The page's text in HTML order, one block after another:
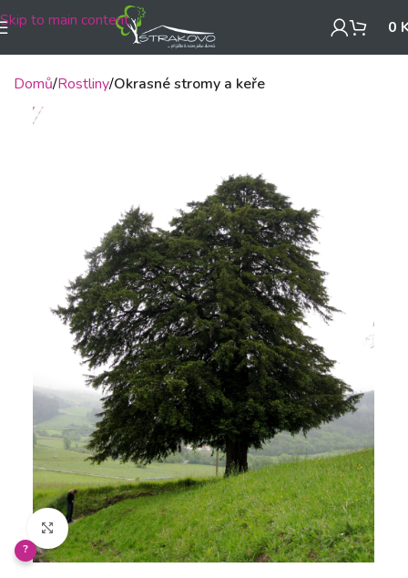
Skip to main content 0
Domů Rostliny Okrasné stromy a keře
Klikněte pro zvětšení
?